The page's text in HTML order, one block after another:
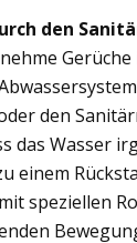
den
den
das Wasser
einem
speziellen